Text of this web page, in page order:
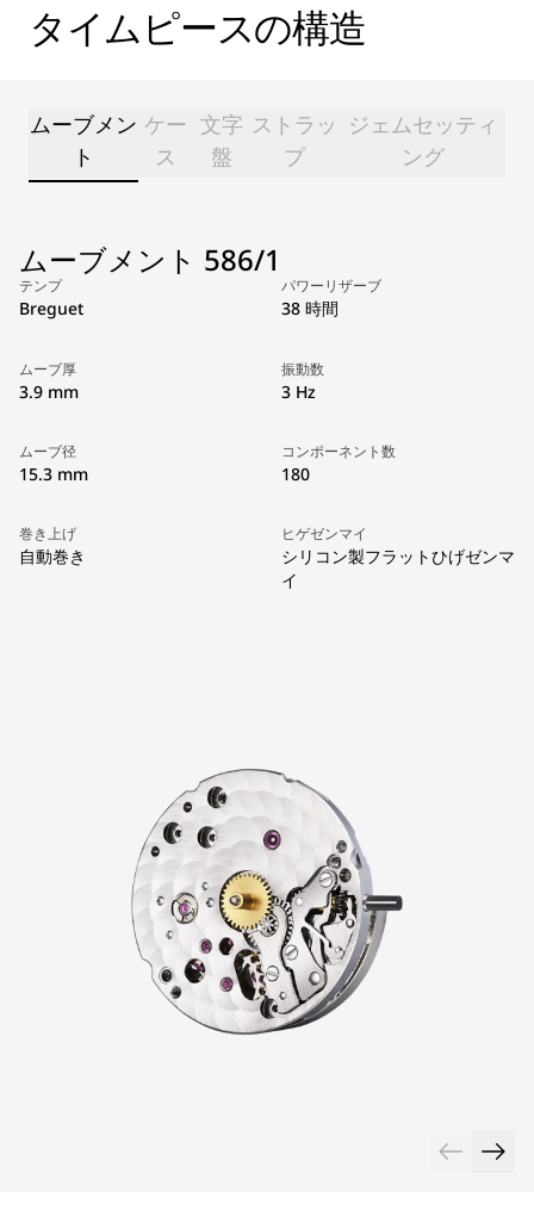
タイムピースの構造
ムーブメン
ト
ケー
ス
文字
盤
ストラッ
プ
ジェムセッティ
ング
ムーブメント 586/1
テンプ
Breguet
パワーリザーブ
38 時間
ムーブ厚
3.9 mm
振動数
3 Hz
ムーブ径
15.3 mm
コンポーネント数
180
巻き上げ
自動巻き
ヒゲゼンマイ
シリコン製フラットひげゼンマ
イ